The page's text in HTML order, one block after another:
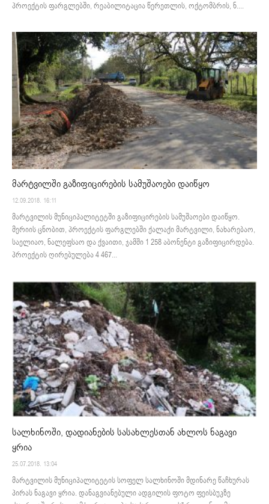
პროექტის ფარგლებში, რეაბილიტაცია წერეთლის, ოქტომბრის, ნ....
მარტვილში გაზიფიცირების სამუშაოები დაიწყო
12.09.2018. 16:11
მარტვილის მუნიციპალიტეტში გაზიფიცირების სამუშაოები დაიწყო.
მერიის ცნობით, პროექტის ფარგლებში ქალაქი მარტვილი, ნახარებაო,
საელიაო, ნალეფსაო და ქვაითი, ჯამში 1 258 აბონენტი გაზიფიცირდება.
პროექტის ღირებულება 4 467...
სალხინოში, დადიანების სასახლესთან ახლოს ნაგავი
ყრია
25.07.2018. 13:04
მარტვილის მუნიციპალიტეტის სოფელ სალხინოში მდინარე წაჩხურას
პირას ნაგავი ყრია. დანაგვიანებული ადგილის ფოტო ფეისბუკზე